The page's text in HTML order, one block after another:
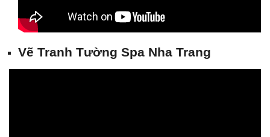
Vẽ Tranh Tường Spa Nha Trang